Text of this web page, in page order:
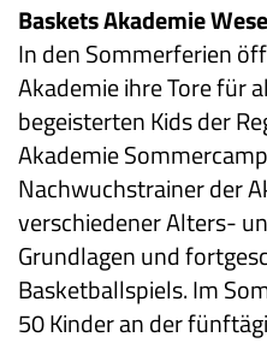
Baskets Akademie
In den Sommerferien
Akademie ihre Tore für
begeisterten Kids der
Akademie
Nachwuchstrainer der
verschiedener Alters-
Grundlagen und
Basketballspiels. Im
50 Kinder an der